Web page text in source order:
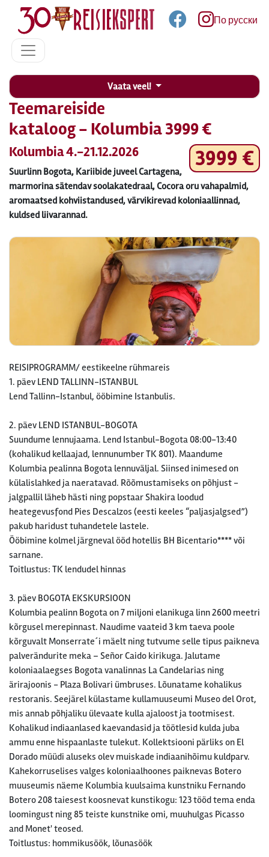
По русски
Vaata veel!
Teemareiside
kataloog - Kolumbia 3999 €
3999 €
Kolumbia 4.-21.12.2026
Suurlinn Bogota, Kariibide juveel Cartagena,
marmorina sätendav soolakatedraal, Cocora oru vahapalmid,
aromaatsed kohviistandused, värvikirevad koloniaallinnad,
kuldsed liivarannad.
REISIPROGRAMM/ eestikeelne rühmareis
1. päev LEND TALLINN-ISTANBUL
Lend Tallinn-Istanbul, ööbimine Istanbulis.
2. päev LEND ISTANBUL-BOGOTA
Suundume lennujaama. Lend Istanbul-Bogota 08:00-13:40
(kohalikud kellaajad, lennunumber TK 801). Maandume
Kolumbia pealinna Bogota lennuväljal. Siinsed inimesed on
külalislahked ja naeratavad. Rõõmustamiseks on põhjust -
jalgpallil läheb hästi ning popstaar Shakira loodud
heategevusfond Pies Descalzos (eesti keeles “paljasjalgsed”)
pakub haridust tuhandetele lastele.
Ööbimine kolmel järgneval ööd hotellis BH Bicentario**** või
sarnane.
Toitlustus: TK lendudel hinnas
3. päev BOGOTA EKSKURSIOON
Kolumbia pealinn Bogota on 7 miljoni elanikuga linn 2600 meetri
kõrgusel merepinnast. Naudime vaateid 3 km taeva poole
kõrguvalt Monserrate´i mäelt ning tutvume selle tipus paikneva
palverändurite meka – Señor Caido kirikuga. Jalutame
koloniaalaegses Bogota vanalinnas La Candelarias ning
ärirajoonis - Plaza Bolivari ümbruses. Lõunatame kohalikus
restoranis. Seejärel külastame kullamuuseumi Museo del Orot,
mis annab põhjaliku ülevaate kulla ajaloost ja tootmisest.
Kohalikud indiaanlased kaevandasid ja töötlesid kulda juba
ammu enne hispaanlaste tulekut. Kollektsiooni pärliks on El
Dorado müüdi aluseks olev muiskade indiaanihõimu kuldparv.
Kahekorruselises valges koloniaalhoones paiknevas Botero
muuseumis näeme Kolumbia kuulsaima kunstniku Fernando
Botero 208 taiesest koosnevat kunstikogu: 123 tööd tema enda
loomingust ning 85 teiste kunstnike omi, muuhulgas Picasso
and Monet' teosed.
Toitlustus: hommikusöök, lõunasöök